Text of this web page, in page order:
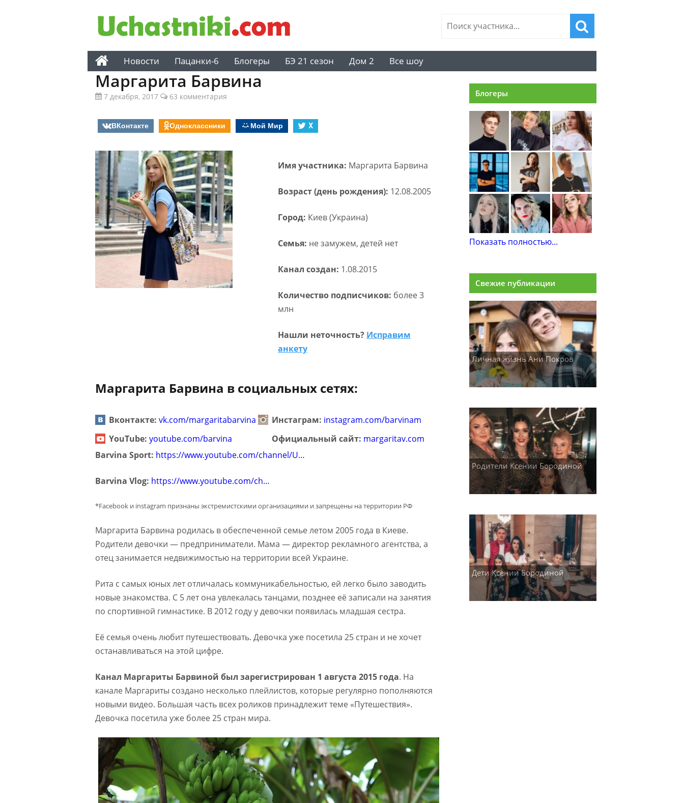
Новости Пацанки-6 Блогеры БЭ 21 сезон Дом 2 Все шоу
Маргарита Барвина
7 декабря, 2017 63 комментария
ВКонтакте Одноклассники Мой Мир X
Имя участника: Маргарита Барвина
Возраст (день рождения): 12.08.2005
Город: Киев (Украина)
Семья: не замужем, детей нет
Канал создан: 1.08.2015
Количество подписчиков: более 3
млн
Нашли неточность? Исправим
анкету
Маргарита Барвина в социальных сетях:
Вконтакте: vk.com/margaritabarvina Инстаграм: instagram.com/barvinam
YouTube: youtube.com/barvina Официальный сайт: margaritav.com
Barvina Sport: https://www.youtube.com/channel/U…
Barvina Vlog: https://www.youtube.com/ch…
*Facebook и instagram признаны экстремистскими организациями и запрещены на территории РФ
Маргарита Барвина родилась в обеспеченной семье летом 2005 года в Киеве.
Родители девочки — предприниматели. Мама — директор рекламного агентства, а
отец занимается недвижимостью на территории всей Украине.
Рита с самых юных лет отличалась коммуникабельностью, ей легко было заводить
новые знакомства. С 5 лет она увлекалась танцами, позднее её записали на занятия
по спортивной гимнастике. В 2012 году у девочки появилась младшая сестра.
Её семья очень любит путешествовать. Девочка уже посетила 25 стран и не хочет
останавливаться на этой цифре.
Канал Маргариты Барвиной был зарегистрирован 1 августа 2015 года. На
канале Маргариты создано несколько плейлистов, которые регулярно пополняются
новыми видео. Большая часть всех роликов принадлежит теме «Путешествия».
Девочка посетила уже более 25 стран мира.
Блогеры
Показать полностью...
Свежие публикации
Личная жизнь Ани Покров
Родители Ксении Бородиной
Дети Ксении Бородиной